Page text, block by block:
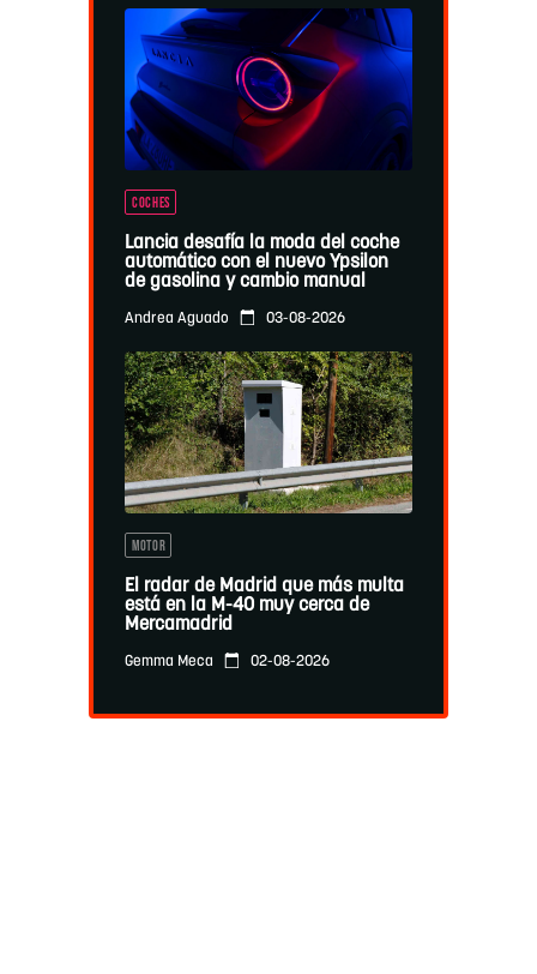
COCHES
Lancia desafía la moda del coche
automático con el nuevo Ypsilon
de gasolina y cambio manual
Andrea Aguado 03-08-2026
MOTOR
El radar de Madrid que más multa
está en la M-40 muy cerca de
Mercamadrid
Gemma Meca 02-08-2026